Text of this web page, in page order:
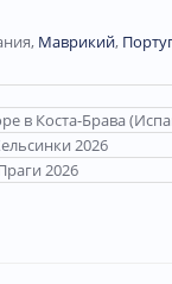
, Маврикий,